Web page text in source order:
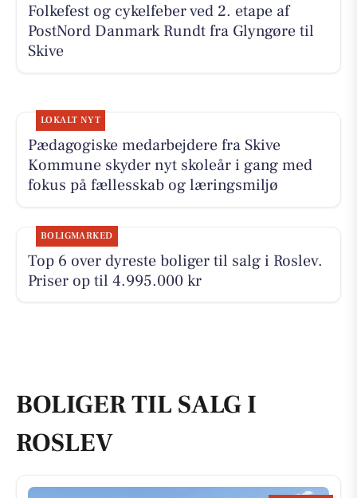
Folkefest og cykelfeber ved 2. etape af
PostNord Danmark Rundt fra Glyngøre til
Skive
LOKALT NYT
Pædagogiske medarbejdere fra Skive
Kommune skyder nyt skoleår i gang med
fokus på fællesskab og læringsmiljø
BOLIGMARKED
Top 6 over dyreste boliger til salg i Roslev.
Priser op til 4.995.000 kr
BOLIGER TIL SALG I
ROSLEV